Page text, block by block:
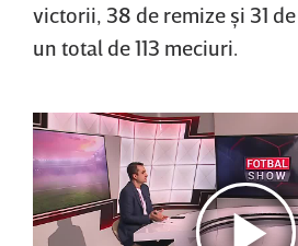
victorii, 38 de remize şi 31
un total de 113 meciuri.